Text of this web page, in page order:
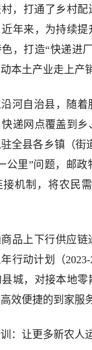
，打通了乡村配
年来，为持续
，打造“快递进
本土产业走上产
河自治县，随
递网点覆盖到
全县各乡镇（街
公里”问题，邮
接机制，将农民
品上下行供应
行动计划（
城，对接本地零
效便捷的到家服
：让更多新农人